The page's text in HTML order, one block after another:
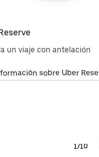
un viaje con antelación
sobre Uber
1/10